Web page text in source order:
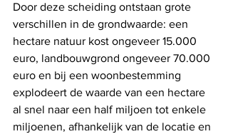
Door deze scheiding ontstaan grote
verschillen in de grondwaarde: een
hectare natuur kost ongeveer 15.000
euro, landbouwgrond ongeveer 70.000
euro en bij een woonbestemming
explodeert de waarde van een hectare
al snel naar een half miljoen tot enkele
miljoenen, afhankelijk van de locatie en